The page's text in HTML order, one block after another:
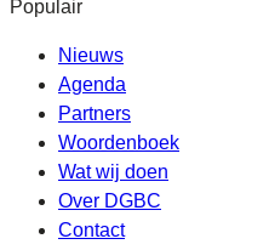
Populair
Nieuws
Agenda
Partners
Woordenboek
Wat wij doen
Over DGBC
Contact